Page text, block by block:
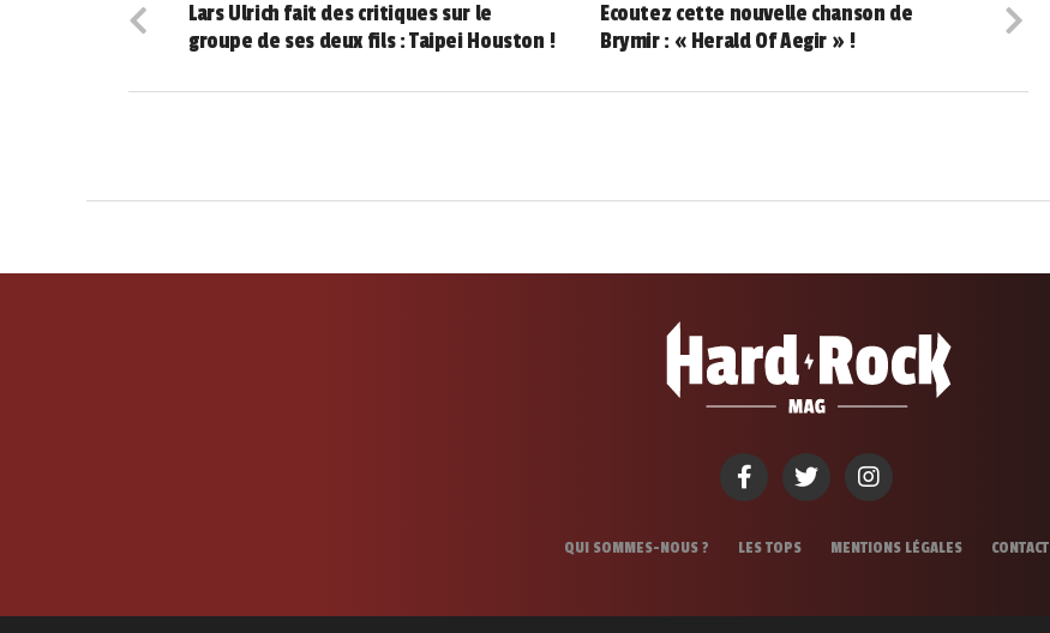
Ecoutez cette nouvelle chanson de
Brymir : « Herald Of Aegir » !
Lars Ulrich fait des critiques sur le
groupe de ses deux fils : Taipei Houston !
QUI SOMMES-NOUS ? LES TOPS MENTIONS LÉGALES CONTACT